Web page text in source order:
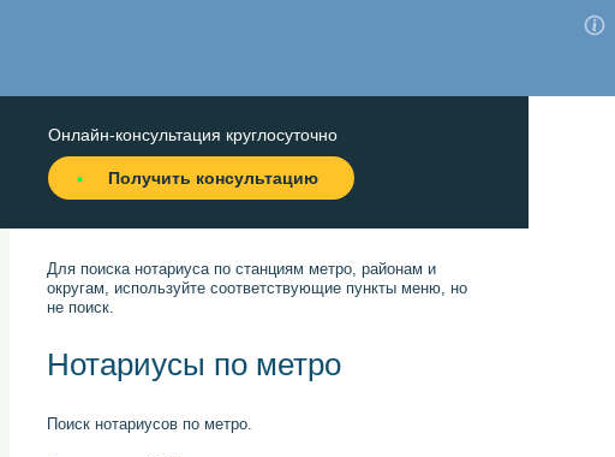
Онлайн-консультация круглосуточно
Получить консультацию
Для поиска нотариуса по станциям метро, районам и
округам, используйте соответствующие пункты меню, но
не поиск.
Нотариусы по метро
Поиск нотариусов по метро.